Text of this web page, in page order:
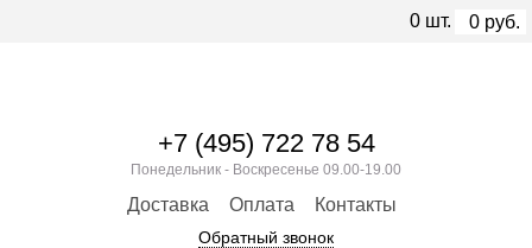
+7 (495) 722 78 54
Понедельник - Воскресенье 09.00-19.00
Доставка Оплата Контакты
Обратный звонок
0 шт. 0 руб.